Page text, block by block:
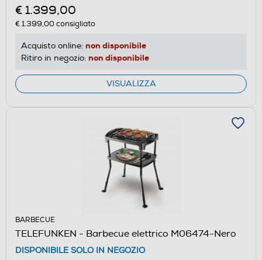
€ 1.399,00
€ 1.399,00consigliato
Acquisto online: non disponibile
Ritiro in negozio: non disponibile
VISUALIZZA
BARBECUE
TELEFUNKEN - Barbecue elettrico M06474-Nero
DISPONIBILE SOLO IN NEGOZIO